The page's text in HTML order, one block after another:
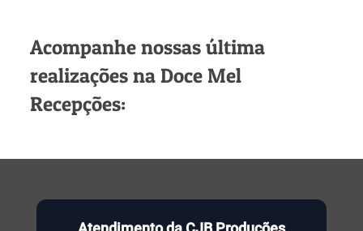
Acompanhe nossas última
realizações na Doce Mel
Recepções: